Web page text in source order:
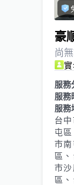
豪
尚
服務
服務
服務
台
屯
市
區
市
區